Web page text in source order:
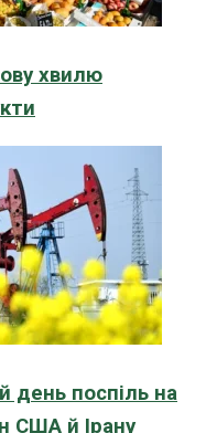
хвилю
день поспіль на
США й Ірану